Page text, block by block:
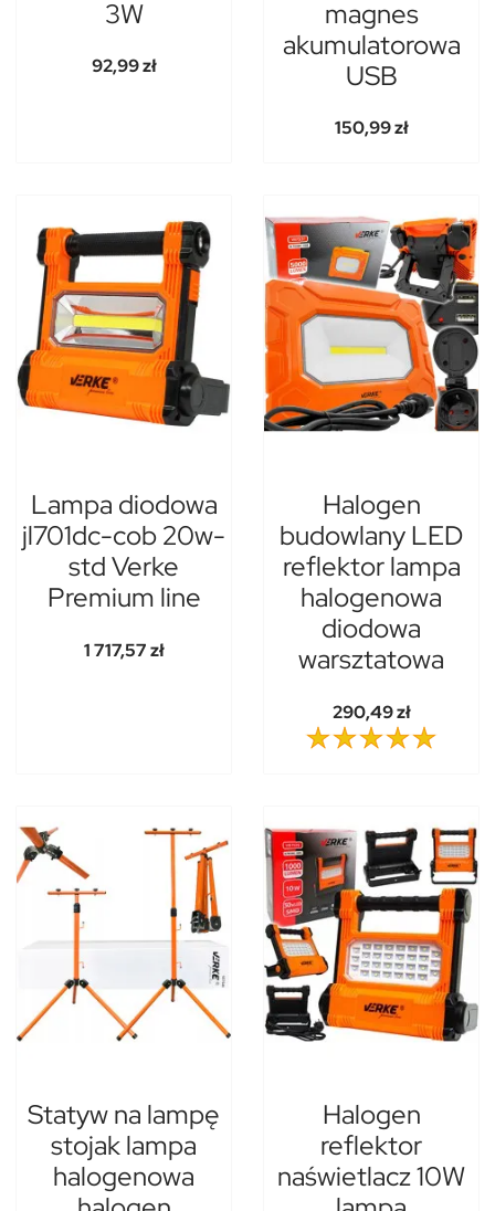
3W
92,99 zł
magnes
akumulatorowa
USB
150,99 zł
Lampa diodowa
jl701dc-cob 20w-
std Verke
Premium line
1 717,57 zł
Halogen
budowlany LED
reflektor lampa
halogenowa
diodowa
warsztatowa
290,49 zł
Statyw na lampę
stojak lampa
halogenowa
Halogen
reflektor
naświetlacz 10W